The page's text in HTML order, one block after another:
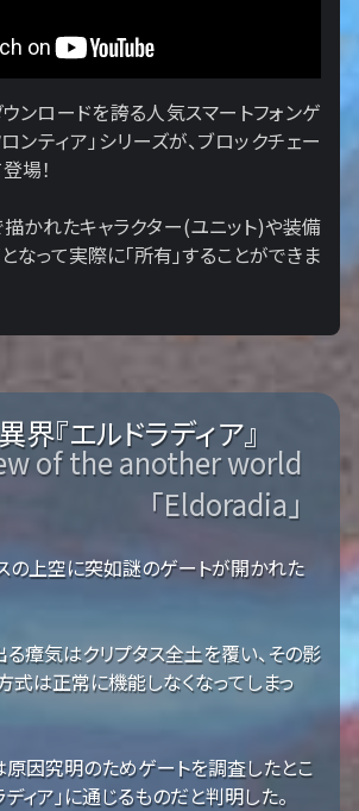
ンロードを誇る人気スマートフォンゲ
ンティア」シリーズが、ブロックチェー
場！
かれたキャラクター(ユニット)や装備
なって実際に「所有」することができま
『エルドラディア』
of the another world
「Eldoradia」
の上空に突如謎のゲートが開かれた
瘴気はクリプタス全土を覆い、その影
は正常に機能しなくなってしまっ
因究明のためゲートを調査したとこ
ディア」に通じるものだと判明した。